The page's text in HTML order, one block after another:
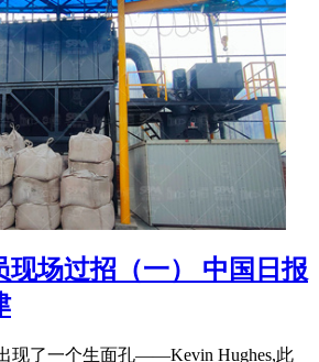
现场过招（一） 中国日报
现了一个生面孔――Kevin Hughes,此